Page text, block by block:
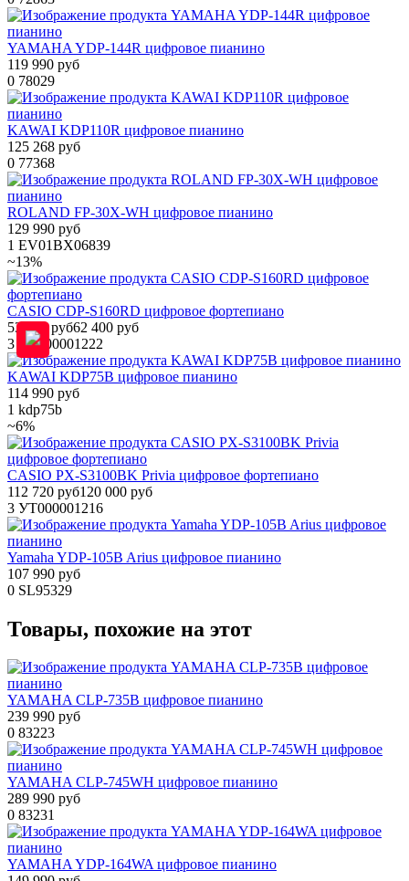
YAMAHA YDP-144R цифровое пианино
119 990 руб
0 78029
KAWAI KDP110R цифровое пианино
125 268 руб
0 77368
ROLAND FP-30X-WH цифровое пианино
129 990 руб
1 EV01BX06839
~13%
CASIO CDP-S160RD цифровое фортепиано
53 990 руб62 400 руб
3
УТ000001222
KAWAI KDP75B цифровое пианино
114 990 руб
1 kdp75b
~6%
CASIO PX-S3100BK Privia цифровое фортепиано
112 720 руб120 000 руб
3 УТ000001216
Yamaha YDP-105B Arius цифровое пианино
107 990 руб
0 SL95329
Товары, похожие на этот
YAMAHA CLP-735B цифровое пианино
239 990 руб
0 83223
YAMAHA CLP-745WH цифровое пианино
289 990 руб
0 83231
YAMAHA YDP-164WA цифровое пианино